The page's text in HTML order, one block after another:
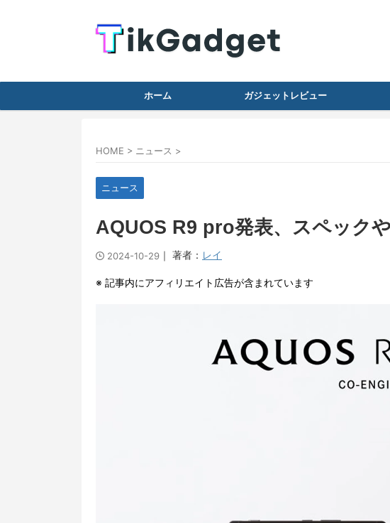
ホーム ガジェットレビュー
HOME > ニュース >
ニュース
AQUOS R9 pro発表、スペック
2024-10-29 ｜ 著者： レイ
※ 記事内にアフィリエイト広告が含まれています